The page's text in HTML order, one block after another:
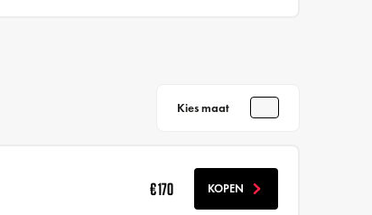
Kies maat
€ 170 KOPEN